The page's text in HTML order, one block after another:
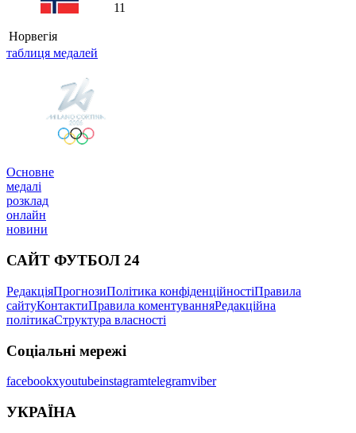
Норвегія
11
таблиця медалей
Основне
медалі
розклад
онлайн
новини
САЙТ ФУТБОЛ 24
РедакціяПрогнозиПолітика конфіденційностіПравила
сайтуКонтактиПравила коментуванняРедакційна
політикаСтруктура власності
Соціальні мережі
facebookxyoutubeinstagramtelegramviber
УКРАЇНА